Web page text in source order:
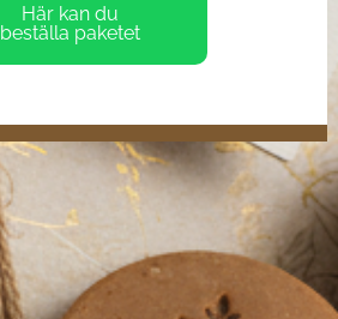
Här kan du
beställa paketet